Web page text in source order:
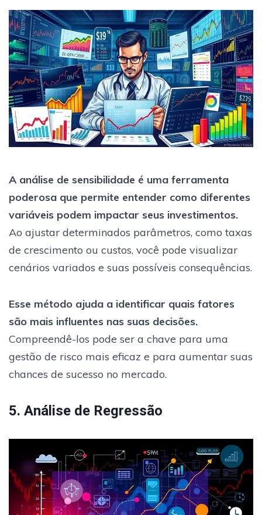
A análise de sensibilidade é uma ferramenta
poderosa que permite entender como diferentes
variáveis podem impactar seus investimentos.
Ao ajustar determinados parâmetros, como taxas
de crescimento ou custos, você pode visualizar
cenários variados e suas possíveis consequências.
Esse método ajuda a identificar quais fatores
são mais influentes nas suas decisões.
Compreendê-los pode ser a chave para uma
gestão de risco mais eficaz e para aumentar suas
chances de sucesso no mercado.
5. Análise de Regressão